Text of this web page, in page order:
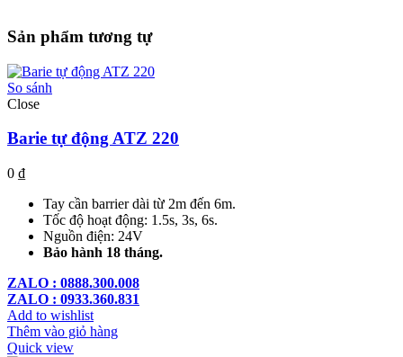
Sản phẩm tương tự
So sánh
Close
Barie tự động ATZ 220
0 ₫
Tay cần barrier dài từ 2m đến 6m.
Tốc độ hoạt động: 1.5s, 3s, 6s.
Nguồn điện: 24V
Bảo hành 18 tháng.
ZALO : 0888.300.008
ZALO : 0933.360.831
Add to wishlist
Thêm vào giỏ hàng
Quick view